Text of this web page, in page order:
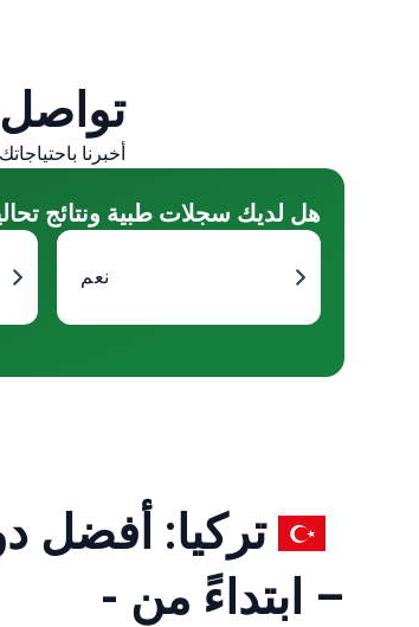
أخبرنا باحتياجاتك — واحصل على
هل لديك سجلات طبية ونتائج
نعم
تركيا: أفضل
– ابتداءً من -